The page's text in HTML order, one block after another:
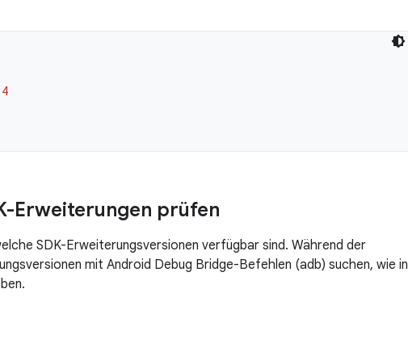
4
Erweiterungen prüfen
SDK-Erweiterungsversionen verfügbar sind. Während der
mit Android Debug Bridge-Befehlen (adb) suchen, wie in